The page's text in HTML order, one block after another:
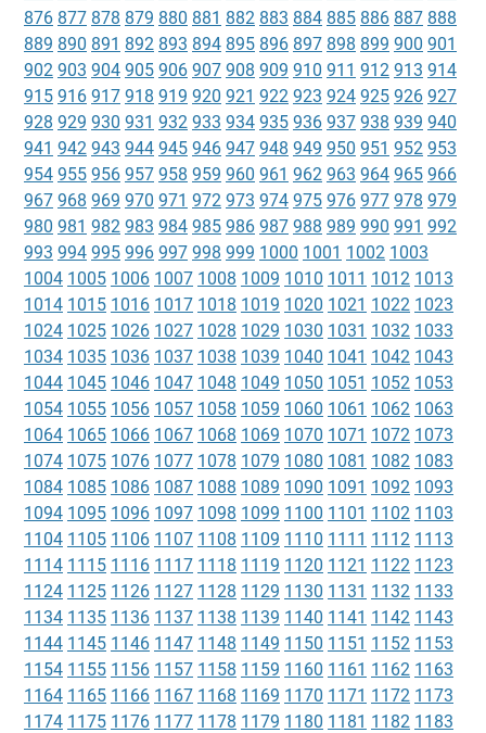
876 877 878 879 880 881 882 883 884 885 886 887 888
889 890 891 892 893 894 895 896 897 898 899 900 901
902 903 904 905 906 907 908 909 910 911 912 913 914
915 916 917 918 919 920 921 922 923 924 925 926 927
928 929 930 931 932 933 934 935 936 937 938 939 940
941 942 943 944 945 946 947 948 949 950 951 952 953
954 955 956 957 958 959 960 961 962 963 964 965 966
967 968 969 970 971 972 973 974 975 976 977 978 979
980 981 982 983 984 985 986 987 988 989 990 991 992
993 994 995 996 997 998 999 1000 1001 1002 1003
1004 1005 1006 1007 1008 1009 1010 1011 1012 1013
1014 1015 1016 1017 1018 1019 1020 1021 1022 1023
1024 1025 1026 1027 1028 1029 1030 1031 1032 1033
1034 1035 1036 1037 1038 1039 1040 1041 1042 1043
1044 1045 1046 1047 1048 1049 1050 1051 1052 1053
1054 1055 1056 1057 1058 1059 1060 1061 1062 1063
1064 1065 1066 1067 1068 1069 1070 1071 1072 1073
1074 1075 1076 1077 1078 1079 1080 1081 1082 1083
1084 1085 1086 1087 1088 1089 1090 1091 1092 1093
1094 1095 1096 1097 1098 1099 1100 1101 1102 1103
1104 1105 1106 1107 1108 1109 1110 1111 1112 1113
1114 1115 1116 1117 1118 1119 1120 1121 1122 1123
1124 1125 1126 1127 1128 1129 1130 1131 1132 1133
1134 1135 1136 1137 1138 1139 1140 1141 1142 1143
1144 1145 1146 1147 1148 1149 1150 1151 1152 1153
1154 1155 1156 1157 1158 1159 1160 1161 1162 1163
1164 1165 1166 1167 1168 1169 1170 1171 1172 1173
1174 1175 1176 1177 1178 1179 1180 1181 1182 1183